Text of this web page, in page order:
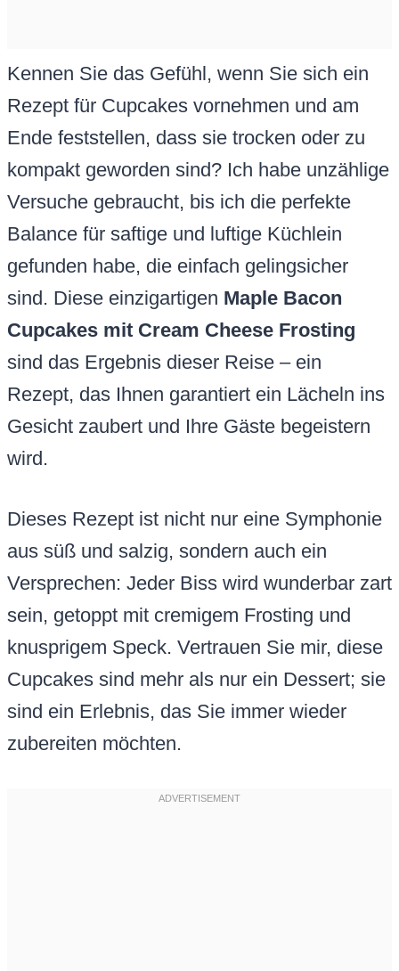
Kennen Sie das Gefühl, wenn Sie sich ein
Rezept für Cupcakes vornehmen und am
Ende feststellen, dass sie trocken oder zu
kompakt geworden sind? Ich habe unzählige
Versuche gebraucht, bis ich die perfekte
Balance für saftige und luftige Küchlein
gefunden habe, die einfach gelingsicher
sind. Diese einzigartigen Maple Bacon
Cupcakes mit Cream Cheese Frosting
sind das Ergebnis dieser Reise – ein
Rezept, das Ihnen garantiert ein Lächeln ins
Gesicht zaubert und Ihre Gäste begeistern
wird.
Dieses Rezept ist nicht nur eine Symphonie
aus süß und salzig, sondern auch ein
Versprechen: Jeder Biss wird wunderbar zart
sein, getoppt mit cremigem Frosting und
knusprigem Speck. Vertrauen Sie mir, diese
Cupcakes sind mehr als nur ein Dessert; sie
sind ein Erlebnis, das Sie immer wieder
zubereiten möchten.